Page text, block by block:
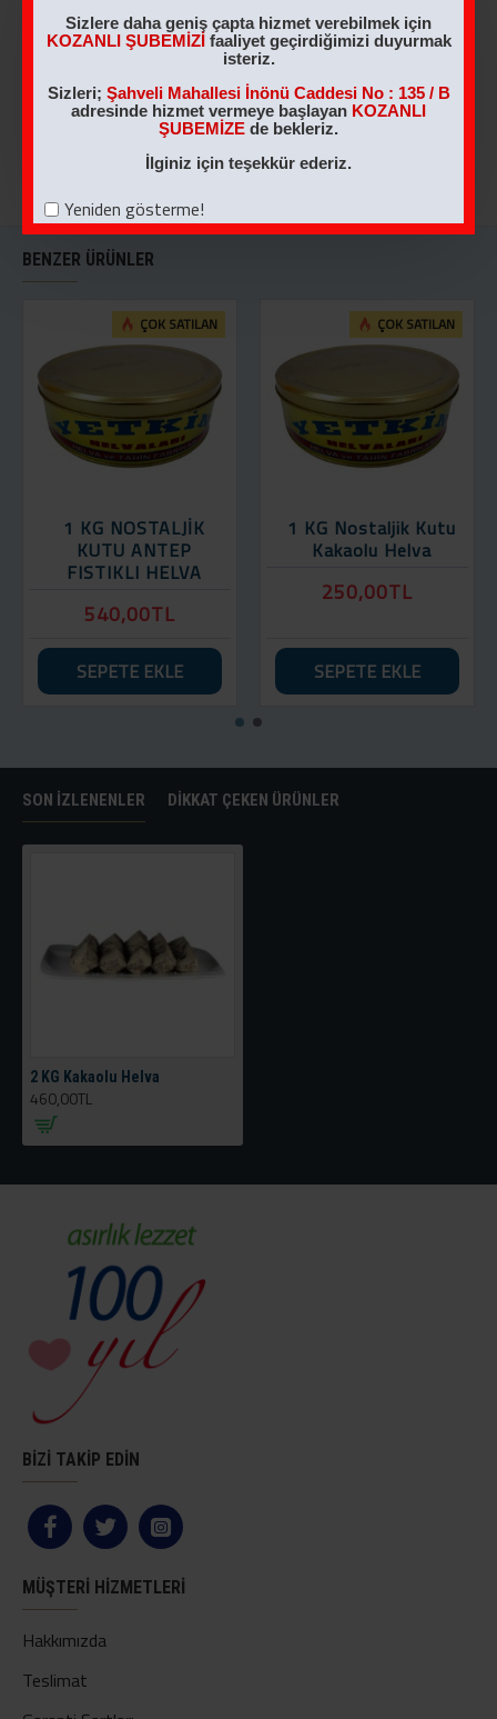
Sizlere daha geniş çapta hizmet verebilmek için
KOZANLI ŞUBEMİZİfaaliyet geçirdiğimizi duyurmak
isteriz.
Sizleri; Şahveli Mahallesi İnönü Caddesi No : 135 / B
adresinde hizmet vermeye başlayan KOZANLI
ŞUBEMİZE de bekleriz.
İlginiz için teşekkür ederiz.
Yeniden gösterme!
KUTU ANTEP
FISTIKLI HELVA
540,00TL
SEPETE EKLE
460,00TL
SEPETE EKLE
BENZER ÜRÜNLER
ÇOK SATILAN
1 KG NOSTALJİK
KUTU ANTEP
FISTIKLI HELVA
540,00TL
SEPETE EKLE
ÇOK SATILAN
1 KG Nostaljik Kutu
Kakaolu Helva
250,00TL
SEPETE EKLE
SON İZLENENLER DIKKAT ÇEKEN ÜRÜNLER
2 KG Kakaolu Helva
460,00TL
BİZİ TAKİP EDİN
MÜŞTERI HIZMETLERI
Hakkımızda
Teslimat